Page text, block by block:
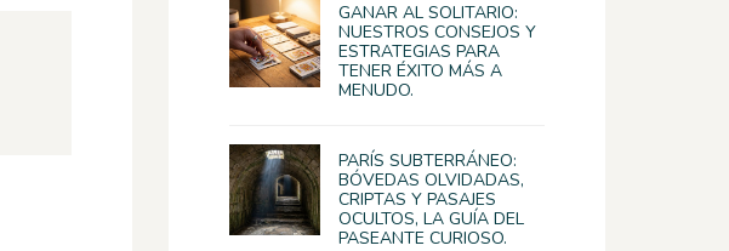
GANAR AL SOLITARIO:
NUESTROS CONSEJOS Y
ESTRATEGIAS PARA
TENER ÉXITO MÁS A
MENUDO.
PARÍS SUBTERRÁNEO:
BÓVEDAS OLVIDADAS,
CRIPTAS Y PASAJES
OCULTOS, LA GUÍA DEL
PASEANTE CURIOSO.